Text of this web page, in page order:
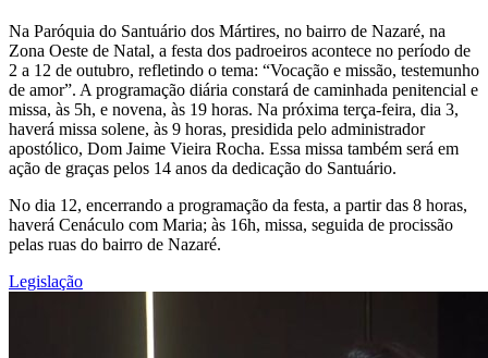
Na Paróquia do Santuário dos Mártires, no bairro de Nazaré, na
Zona Oeste de Natal, a festa dos padroeiros acontece no período de
2 a 12 de outubro, refletindo o tema: “Vocação e missão, testemunho
de amor”. A programação diária constará de caminhada penitencial e
missa, às 5h, e novena, às 19 horas. Na próxima terça-feira, dia 3,
haverá missa solene, às 9 horas, presidida pelo administrador
apostólico, Dom Jaime Vieira Rocha. Essa missa também será em
ação de graças pelos 14 anos da dedicação do Santuário.
No dia 12, encerrando a programação da festa, a partir das 8 horas,
haverá Cenáculo com Maria; às 16h, missa, seguida de procissão
pelas ruas do bairro de Nazaré.
Legislação